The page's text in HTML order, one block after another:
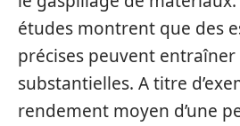
études montrent que des
précises peuvent
substantielles. A titre
rendement moyen d’une